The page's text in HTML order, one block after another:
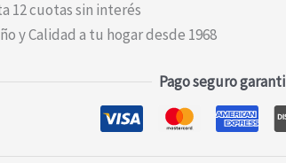
12 cuotas sin interés
y Calidad a tu hogar desde 1968
Pago seguro